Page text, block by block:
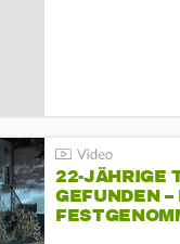
22-JÄHRIGE
GEFUNDEN